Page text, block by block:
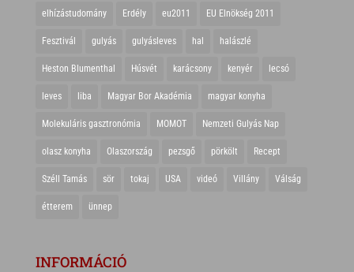
elhízástudomány Erdély eu2011 EU Elnökség 2011
Fesztivál gulyás gulyásleves hal halászlé
Heston Blumenthal Húsvét karácsony kenyér lecsó
leves liba Magyar Bor Akadémia magyar konyha
Molekuláris gasztronómia MOMOT Nemzeti Gulyás Nap
olasz konyha Olaszország pezsgő pörkölt Recept
Széll Tamás sör tokaj USA videó Villány Válság
étterem ünnep
INFORMÁCIÓ